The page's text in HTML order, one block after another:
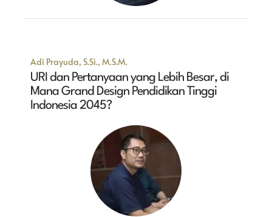
Adi Prayuda, S.Si., M.S.M.
URI dan Pertanyaan yang Lebih Besar, di
Mana Grand Design Pendidikan Tinggi
Indonesia 2045?